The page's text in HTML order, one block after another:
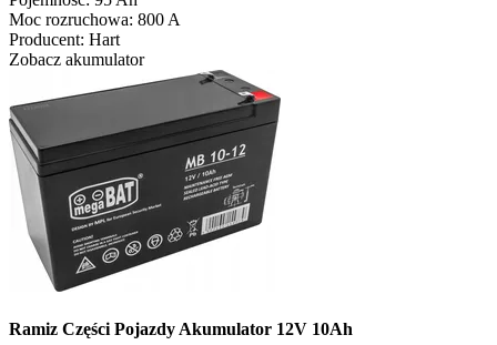
Moc rozruchowa: 800 A
Producent: Hart
Zobacz akumulator
Ramiz Części Pojazdy Akumulator 12V 10Ah